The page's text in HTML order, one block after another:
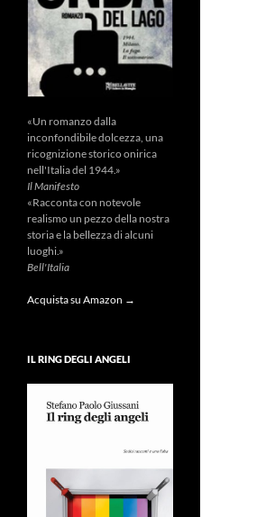
«Un romanzo dalla
inconfondibile dolcezza, una
ricognizione storico onirica
nell'Italia del 1944.»
Il Manifesto
«Racconta con notevole
realismo un pezzo della nostra
storia e la bellezza di alcuni
luoghi.»
Bell'Italia
Acquista su Amazon →
IL RING DEGLI ANGELI